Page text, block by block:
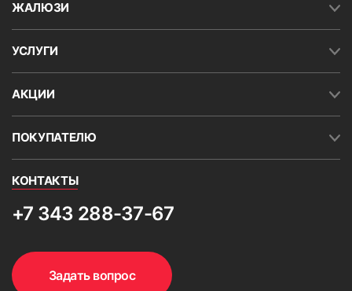
ЖАЛЮЗИ
УСЛУГИ
АКЦИИ
ПОКУПАТЕЛЮ
КОНТАКТЫ
+7 343 288-37-67
Задать вопрос